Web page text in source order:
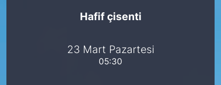
Hafif çisenti
23 Mart Pazartesi
05:30